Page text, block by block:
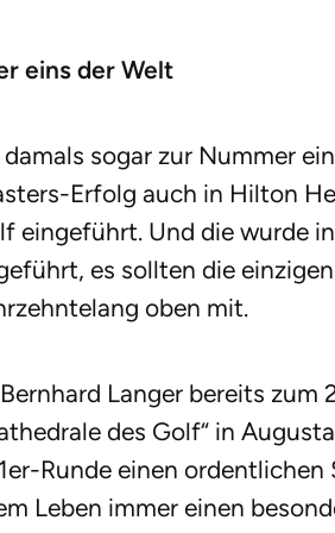
eins der Welt
sogar zur Nummer
Erfolg auch in Hilton
eingeführt. Und die wurde
es sollten die
oben mit.
Langer bereits zum
des Golf“ in
Runde einen
Leben immer einen